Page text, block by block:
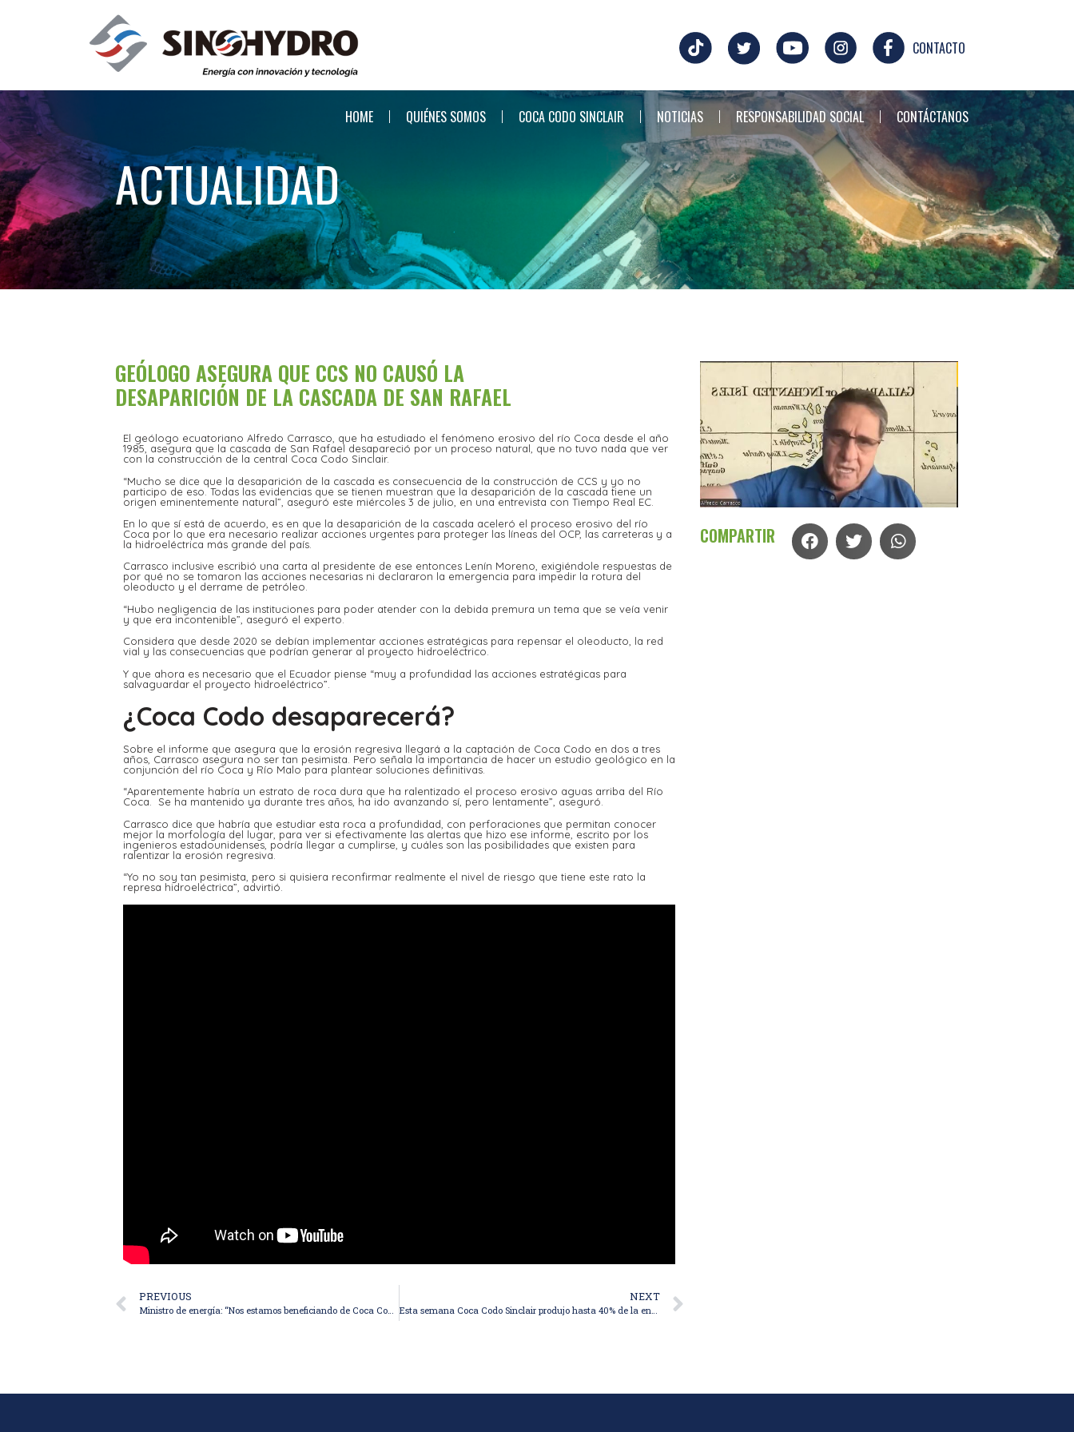
CONTACTO
HOME QUIÉNES SOMOS COCA CODO SINCLAIR NOTICIAS RESPONSABILIDAD SOCIAL CONTÁCTANOS
ACTUALIDAD
GEÓLOGO ASEGURA QUE CCS NO CAUSÓ LA
DESAPARICIÓN DE LA CASCADA DE SAN RAFAEL
El geólogo ecuatoriano Alfredo Carrasco, que ha estudiado el fenómeno erosivo del río Coca desde el año
1985, asegura que la cascada de San Rafael desapareció por un proceso natural, que no tuvo nada que ver
con la construcción de la central Coca Codo Sinclair.
“Mucho se dice que la desaparición de la cascada es consecuencia de la construcción de CCS y yo no
participo de eso. Todas las evidencias que se tienen muestran que la desaparición de la cascada tiene un
origen eminentemente natural”, aseguró este miércoles 3 de julio, en una entrevista con Tiempo Real EC.
En lo que sí está de acuerdo, es en que la desaparición de la cascada aceleró el proceso erosivo del río
Coca por lo que era necesario realizar acciones urgentes para proteger las líneas del OCP, las carreteras y a
la hidroeléctrica más grande del país.
Carrasco inclusive escribió una carta al presidente de ese entonces Lenín Moreno, exigiéndole respuestas de
por qué no se tomaron las acciones necesarias ni declararon la emergencia para impedir la rotura del
oleoducto y el derrame de petróleo.
“Hubo negligencia de las instituciones para poder atender con la debida premura un tema que se veía venir
y que era incontenible”, aseguró el experto.
Considera que desde 2020 se debían implementar acciones estratégicas para repensar el oleoducto, la red
vial y las consecuencias que podrían generar al proyecto hidroeléctrico.
Y que ahora es necesario que el Ecuador piense “muy a profundidad las acciones estratégicas para
salvaguardar el proyecto hidroeléctrico”.
¿Coca Codo desaparecerá?
Sobre el informe que asegura que la erosión regresiva llegará a la captación de Coca Codo en dos a tres
años, Carrasco asegura no ser tan pesimista. Pero señala la importancia de hacer un estudio geológico en la
conjunción del río Coca y Río Malo para plantear soluciones definitivas.
“Aparentemente habría un estrato de roca dura que ha ralentizado el proceso erosivo aguas arriba del Río
Coca. Se ha mantenido ya durante tres años, ha ido avanzando sí, pero lentamente”, aseguró.
Carrasco dice que habría que estudiar esta roca a profundidad, con perforaciones que permitan conocer
mejor la morfología del lugar, para ver si efectivamente las alertas que hizo ese informe, escrito por los
ingenieros estadounidenses, podría llegar a cumplirse, y cuáles son las posibilidades que existen para
ralentizar la erosión regresiva.
“Yo no soy tan pesimista, pero si quisiera reconfirmar realmente el nivel de riesgo que tiene este rato la
represa hidroeléctrica”, advirtió.
PREVIOUS NEXT
COMPARTIR